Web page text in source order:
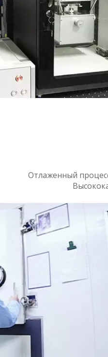
Отлаженный